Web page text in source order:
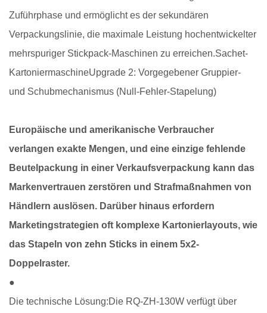
Zuführphase und ermöglicht es der sekundären
Verpackungslinie, die maximale Leistung hochentwickelter
mehrspuriger Stickpack-Maschinen zu erreichen.Sachet-
KartoniermaschineUpgrade 2: Vorgegebener Gruppier-
und Schubmechanismus (Null-Fehler-Stapelung)
Europäische und amerikanische Verbraucher
verlangen exakte Mengen, und eine einzige fehlende
Beutelpackung in einer Verkaufsverpackung kann das
Markenvertrauen zerstören und Strafmaßnahmen von
Händlern auslösen. Darüber hinaus erfordern
Marketingstrategien oft komplexe Kartonierlayouts, wie
das Stapeln von zehn Sticks in einem 5x2-
Doppelraster.
●
Die technische Lösung:Die RQ-ZH-130W verfügt über